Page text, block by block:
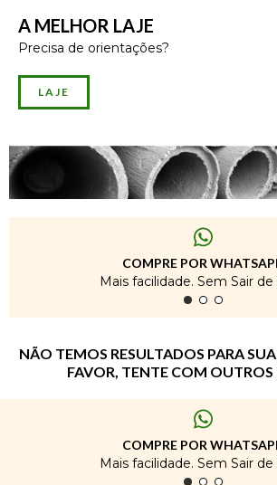
A MELHOR LAJE
Precisa de orientações?
LAJE
COMPRE POR
Mais facilidade. Sem Sair de
NÃO TEMOS RESULTADOS PARA
FAVOR, TENTE COM OUTROS
COMPRE POR
Mais facilidade. Sem Sair de